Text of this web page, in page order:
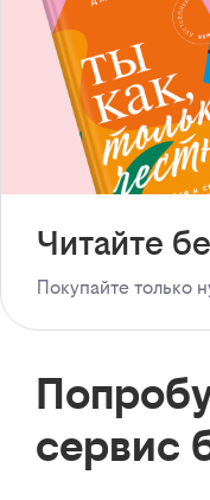
Читайте
Покупайте только
сервис